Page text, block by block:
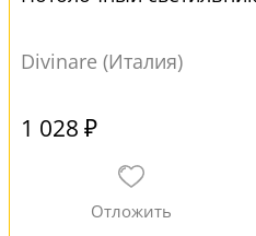
Divinare (Италия)
1 028 ₽